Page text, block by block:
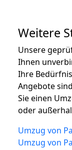
Weitere
Unsere
Ihnen
Ihre
Angebote
Sie einen
oder
Umzug von
Umzug von